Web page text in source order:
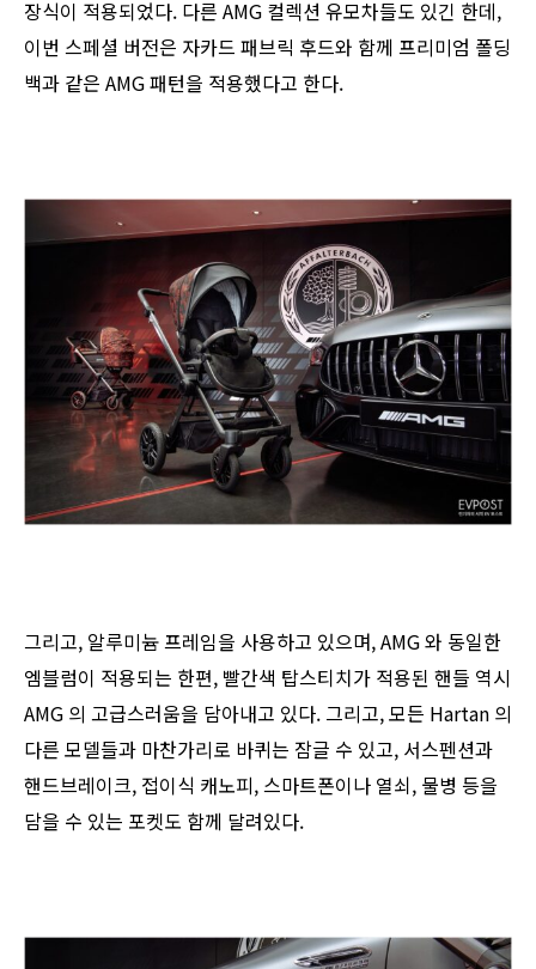
장식이 적용되었다. 다른 AMG 컬렉션 유모차들도 있긴 한데,
이번 스페셜 버전은 자카드 패브릭 후드와 함께 프리미엄 폴딩
백과 같은 AMG 패턴을 적용했다고 한다.
그리고, 알루미늄 프레임을 사용하고 있으며, AMG 와 동일한
엠블럼이 적용되는 한편, 빨간색 탑스티치가 적용된 핸들 역시
AMG 의 고급스러움을 담아내고 있다. 그리고, 모든 Hartan 의
다른 모델들과 마찬가리로 바퀴는 잠글 수 있고, 서스펜션과
핸드브레이크, 접이식 캐노피, 스마트폰이나 열쇠, 물병 등을
담을 수 있는 포켓도 함께 달려있다.